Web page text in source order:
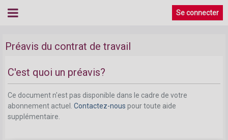
Se connecter
Préavis du contrat de travail
C'est quoi un préavis?
Ce document n'est pas disponible dans le cadre de votre
abonnement actuel. Contactez-nous pour toute aide
supplémentaire.